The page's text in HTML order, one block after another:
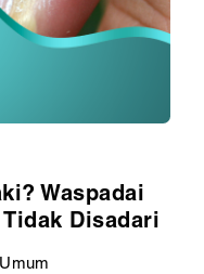
Waspadai
Disadari